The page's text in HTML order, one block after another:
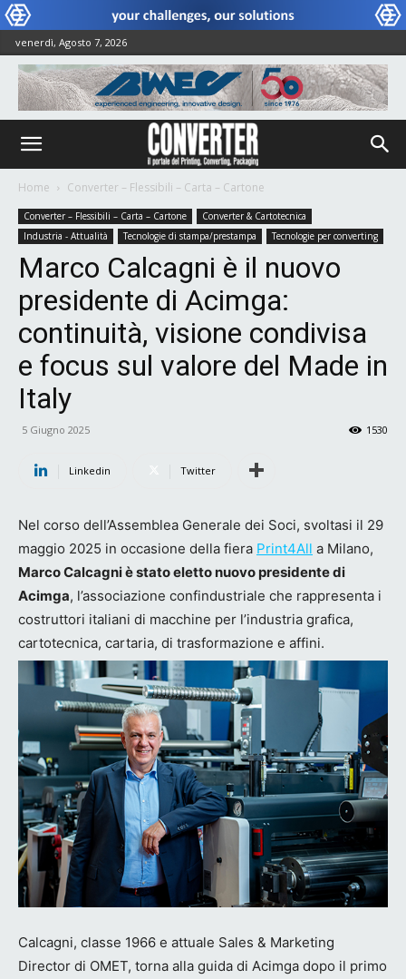
venerdì, Agosto 7, 2026
Home Converter – Flessibili – Carta – Cartone
Converter – Flessibili – Carta – Cartone
Converter & Cartotecnica
Industria - Attualità
Tecnologie di stampa/prestampa Tecnologie per converting
Marco Calcagni è il nuovo
presidente di Acimga:
continuità, visione condivisa
e focus sul valore del Made in
Italy
5 Giugno 2025 1530
Linkedin Twitter
Nel corso dell’Assemblea Generale dei Soci, svoltasi il 29
maggio 2025 in occasione della fiera Print4All a Milano,
Marco Calcagni è stato eletto nuovo presidente di
Acimga, l’associazione confindustriale che rappresenta i
costruttori italiani di macchine per l’industria grafica,
cartotecnica, cartaria, di trasformazione e affini.
Calcagni, classe 1966 e attuale Sales & Marketing
Director di OMET, torna alla guida di Acimga dopo il primo